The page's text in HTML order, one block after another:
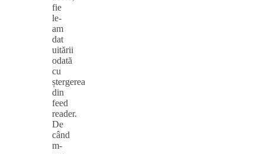
fie
le-
am
dat
uitării
odată
cu
ștergerea
din
feed
reader.
De
când
m-